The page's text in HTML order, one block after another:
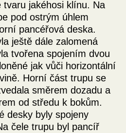
jakéhosi klínu. Na
pod ostrým úhlem
pancéřová deska.
ještě dále zalomená
tvořena spojením dvou
jak vůči horizontální
Horní část trupu se
směrem dozadu a
od středu k bokům.
desky byly spojeny
čele trupu byl pancíř